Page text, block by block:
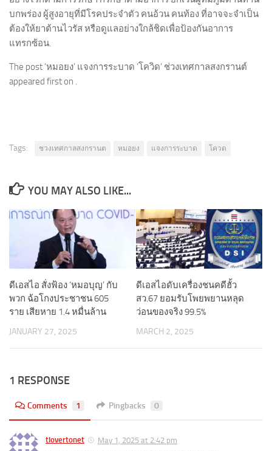
บกพร่อง ผู้สูงอายุที่มีโรคประจำตัว คนอ้วน คนท้อง ที่อาจจะจำเป็น
ต้องให้ยาต้านไวรัส หรือดูแลอย่างใกล้ชิดเพื่อป้องกันอาการ
แทรกซ้อน.
The post ‘หมอยง’ แจงการระบาด ‘โควิด’ ช่วงเทศกาลสงกรานต์
appeared first on .
Tags: ชวงเทศกาลสงกรานต หมอยง แจงการระบาด โควด
YOU MAY ALSO LIKE...
ดีเอสไอ สั่งฟ้อง ‘หมอบุญ’ กับ
พวก ฉ้อโกงประชาชน 605
ราย เสียหาย 1.4 หมื่นล้าน
JANUARY 27, 2025
ดีเอสไอดับเครื่องชนคดีฮั้ว
สว.67 ยอมรับโพยพยานหลุด
ว่อนของจริง 99.5%
MARCH 2, 2025
1 RESPONSE
Comments 1 Pingbacks 0
tlovertonet
May 1, 2025 at 2:42 pm